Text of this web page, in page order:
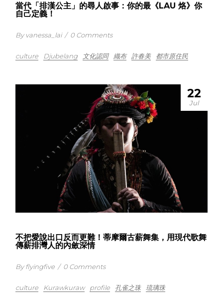
當代「排漢公主」的尋人啟事：你的最《LAU 烙》你
自己定義！
By vanessa_lai / 0 Comments
culture Djubelang 文化認同 織布 許春美 都市原住民
22
Jul
不把愛說出口反而更難！蒂摩爾古薪舞集，用現代歌舞
傳薪排灣人的內斂深情
By flyingfive / 0 Comments
culture Kurawkuraw profile 孔雀之珠
琉璃珠